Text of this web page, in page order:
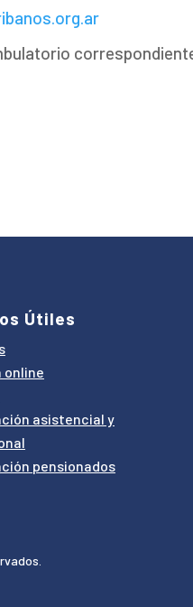
Útiles
online
asistencial y
pensionados